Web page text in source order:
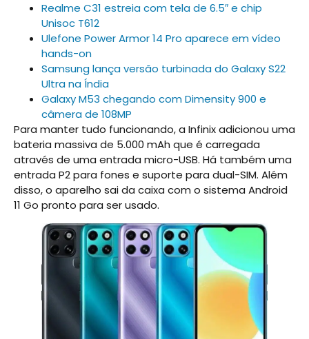
Realme C31 estreia com tela de 6.5″ e chip
Unisoc T612
Ulefone Power Armor 14 Pro aparece em vídeo
hands-on
Samsung lança versão turbinada do Galaxy S22
Ultra na Índia
Galaxy M53 chegando com Dimensity 900 e
câmera de 108MP
Para manter tudo funcionando, a Infinix adicionou uma
bateria massiva de 5.000 mAh que é carregada
através de uma entrada micro-USB. Há também uma
entrada P2 para fones e suporte para dual-SIM. Além
disso, o aparelho sai da caixa com o sistema Android
11 Go pronto para ser usado.